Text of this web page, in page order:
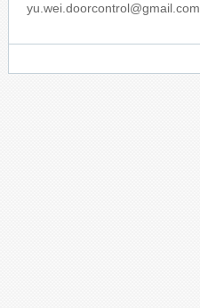
yu.wei.doorcontrol@gmail.com